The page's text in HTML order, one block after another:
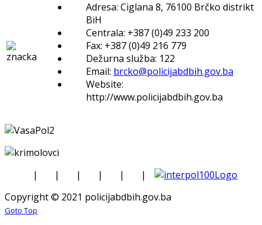
Adresa: Ciglana 8, 76100 Brčko distrikt
BiH
Centrala: +387 (0)49 233 200
Fax: +387 (0)49 216 779
Dežurna služba: 122
Email: brcko@policijabdbih.gov.ba
Website:
http://www.policijabdbih.gov.ba
| | | | |
|
Copyright © 2021 policijabdbih.gov.ba
Goto Top